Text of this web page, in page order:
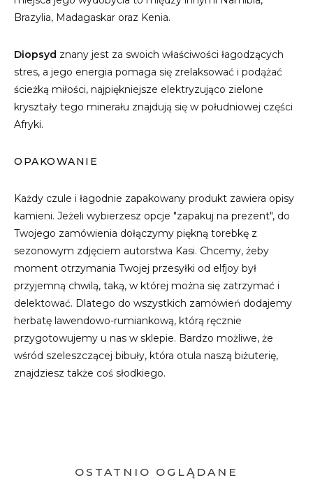
Brazylia, Madagaskar oraz Kenia.
Diopsyd znany jest za swoich właściwości łagodzących
stres, a jego energia pomaga się zrelaksować i podążać
ścieżką miłości, najpiękniejsze elektryzująco zielone
kryształy tego minerału znajdują się w południowej części
Afryki.
OPAKOWANIE
Każdy czule i łagodnie zapakowany produkt zawiera opisy
kamieni. Jeżeli wybierzesz opcje "zapakuj na prezent", do
Twojego zamówienia dołączymy piękną torebkę z
sezonowym zdjęciem autorstwa Kasi. Chcemy, żeby
moment otrzymania Twojej przesyłki od elfjoy był
przyjemną chwilą, taką, w której można się zatrzymać i
delektować. Dlatego do wszystkich zamówień dodajemy
herbatę lawendowo-rumiankową, którą ręcznie
przygotowujemy u nas w sklepie. Bardzo możliwe, że
wśród szeleszczącej bibuły, która otula naszą biżuterię,
znajdziesz także coś słodkiego.
OSTATNIO OGLĄDANE